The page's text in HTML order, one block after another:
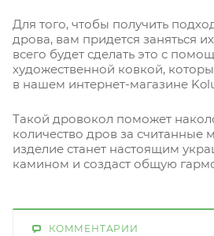
Для того, чтобы получить
дрова, вам придется заняться
всего будет сделать это с
художественной ковкой,
в нашем интернет-магазине
Такой дровокол поможет
количество дров за считанные
изделие станет настоящим
камином и создаст общую
КОММЕНТАРИИ